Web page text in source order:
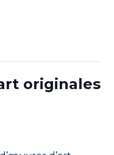
originales